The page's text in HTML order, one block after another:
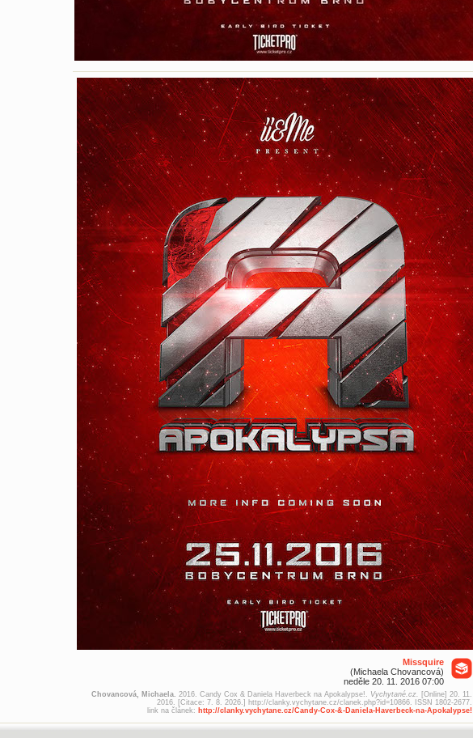
Missquire
(Michaela Chovancová)
neděle 20. 11. 2016 07:00
Chovancová, Michaela. 2016. Candy Cox & Daniela Haverbeck na Apokalypse!. Vychytané.cz. [Online] 20. 11.
2016. [Citace: 7. 8. 2026.] http://clanky.vychytane.cz/clanek.php?id=10866. ISSN 1802-2677.
link na článek: http://clanky.vychytane.cz/Candy-Cox-&-Daniela-Haverbeck-na-Apokalypse!